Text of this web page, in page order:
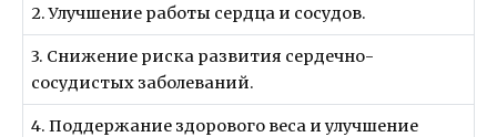
2. Улучшение работы сердца и сосудов.
3. Снижение риска развития сердечно-
сосудистых заболеваний.
4. Поддержание здорового веса и улучшение